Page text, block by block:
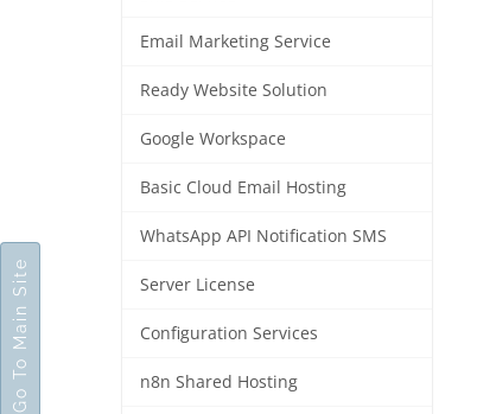
Email Marketing Service
Ready Website Solution
Google Workspace
Basic Cloud Email Hosting
WhatsApp API Notification SMS
Server License
Configuration Services
n8n Shared Hosting
Go To Main Site